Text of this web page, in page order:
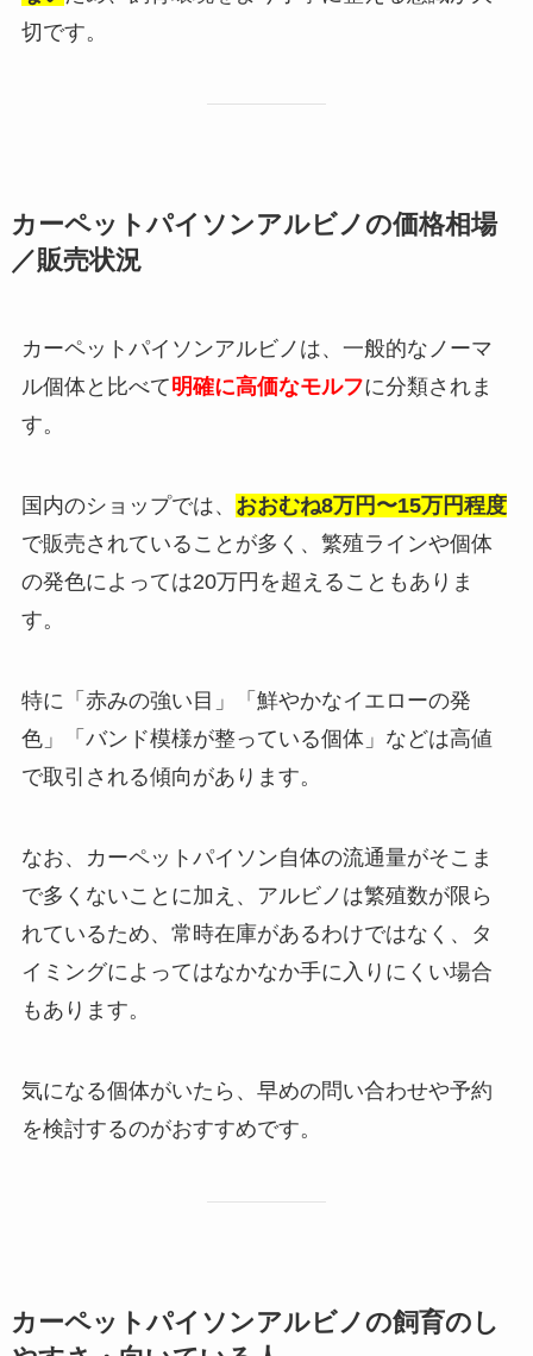
切です。
カーペットパイソンアルビノの価格相場
／販売状況
カーペットパイソンアルビノは、一般的なノーマ
ル個体と比べて明確に高価なモルフに分類されま
す。
国内のショップでは、 おおむね8万円〜15万円程度
で販売されていることが多く、繁殖ラインや個体
の発色によっては20万円を超えることもありま
す。
特に「赤みの強い目」「鮮やかなイエローの発
色」「バンド模様が整っている個体」などは高値
で取引される傾向があります。
なお、カーペットパイソン自体の流通量がそこま
で多くないことに加え、アルビノは繁殖数が限ら
れているため、常時在庫があるわけではなく、タ
イミングによってはなかなか手に入りにくい場合
もあります。
気になる個体がいたら、早めの問い合わせや予約
を検討するのがおすすめです。
カーペットパイソンアルビノの飼育のし